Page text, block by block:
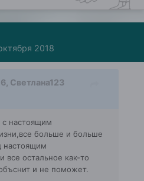
2018
Светлана123
с настоящим
больше и больше
настоящим
остальное как-то
и не поможет.